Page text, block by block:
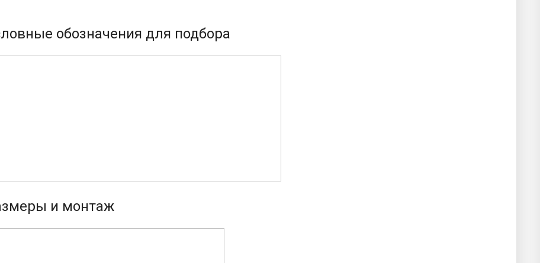
обозначения для подбора
и монтаж